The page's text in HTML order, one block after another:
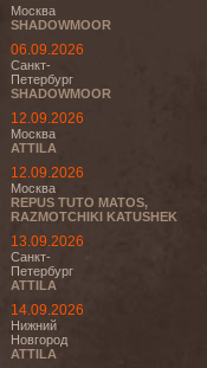
Москва
SHADOWMOOR
06.09.2026
Санкт-
Петербург
SHADOWMOOR
12.09.2026
Москва
ATTILA
12.09.2026
Москва
REPUS TUTO MATOS,
RAZMOTCHIKI KATUSHEK
13.09.2026
Санкт-
Петербург
ATTILA
14.09.2026
Нижний
Новгород
ATTILA